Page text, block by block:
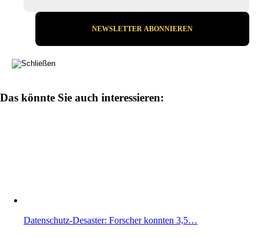
Das könnte Sie auch interessieren:
Datenschutz-Desaster: Forscher konnten 3,5…